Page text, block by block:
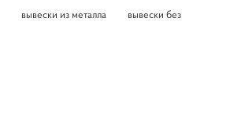
вывески из металла
вывески без